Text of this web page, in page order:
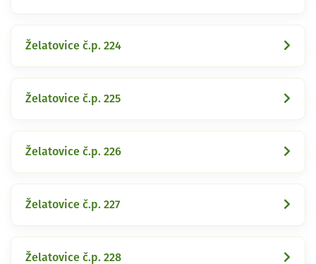
Želatovice č.p. 224
Želatovice č.p. 225
Želatovice č.p. 226
Želatovice č.p. 227
Želatovice č.p. 228